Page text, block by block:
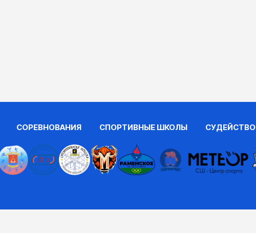
СОРЕВНОВАНИЯ СПОРТИВНЫЕ ШКОЛЫ СУДЕЙСТВО